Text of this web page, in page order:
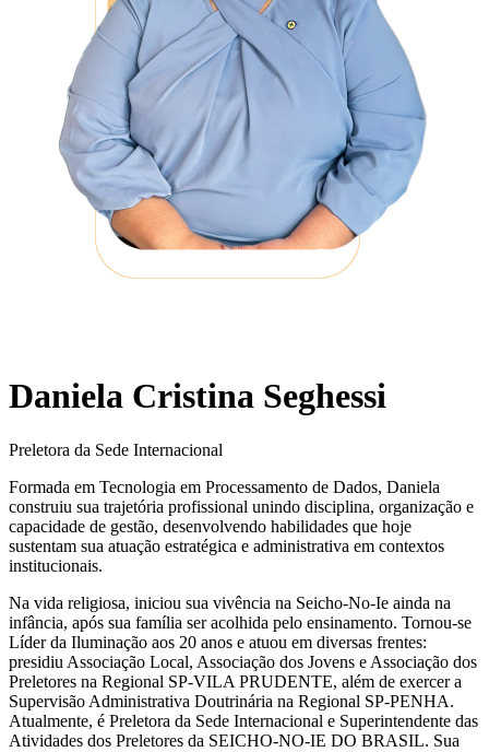
Daniela Cristina Seghessi
Preletora da Sede Internacional
Formada em Tecnologia em Processamento de Dados, Daniela
construiu sua trajetória profissional unindo disciplina, organização e
capacidade de gestão, desenvolvendo habilidades que hoje
sustentam sua atuação estratégica e administrativa em contextos
institucionais.
Na vida religiosa, iniciou sua vivência na Seicho-No-Ie ainda na
infância, após sua família ser acolhida pelo ensinamento. Tornou-se
Líder da Iluminação aos 20 anos e atuou em diversas frentes:
presidiu Associação Local, Associação dos Jovens e Associação dos
Preletores na Regional SP-VILA PRUDENTE, além de exercer a
Supervisão Administrativa Doutrinária na Regional SP-PENHA.
Atualmente, é Preletora da Sede Internacional e Superintendente das
Atividades dos Preletores da SEICHO-NO-IE DO BRASIL. Sua